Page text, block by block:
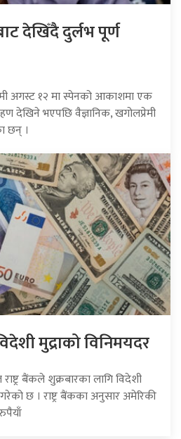
देखिँदै दुर्लभ पूर्ण
अगस्ट १२ मा स्पेनको आकाशमा एक
देखिने भएपछि वैज्ञानिक, खगोलप्रेमी
छन् ।
मुद्राको विनिमयदर
बैंकले शुक्रबारका लागि विदेशी
गरेको छ । राष्ट्र बैंकका अनुसार अमेरिकी